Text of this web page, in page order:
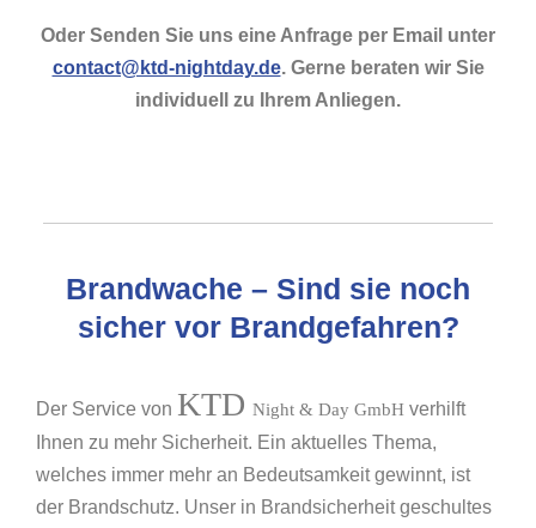
Oder Senden Sie uns eine Anfrage per Email unter
contact@ktd-nightday.de. Gerne beraten wir Sie
individuell zu Ihrem Anliegen.
Brandwache – Sind sie noch
sicher vor Brandgefahren?
Der Service von KTD Night & Day GmbH verhilft
Ihnen zu mehr Sicherheit. Ein aktuelles Thema,
welches immer mehr an Bedeutsamkeit gewinnt, ist
der Brandschutz. Unser in Brandsicherheit geschultes